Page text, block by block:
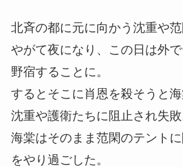
北斉の都に元に向かう沈重や范
やがて夜になり、この日は外
野宿することに。
するとそこに肖恩を殺そうと
沈重や護衛たちに阻止され失敗
海棠はそのまま范閑のテント
をやり過ごした。